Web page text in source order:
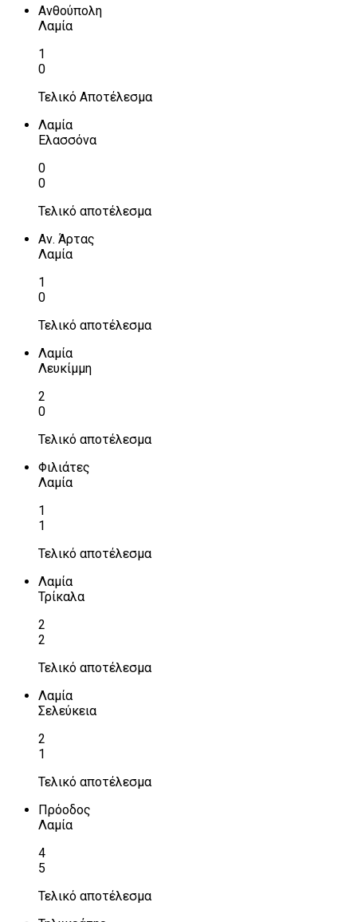
Ανθούπολη
Λαμία
1
0
Τελικό Αποτέλεσμα
Λαμία
Ελασσόνα
0
0
Τελικό αποτέλεσμα
Αν. Άρτας
Λαμία
1
0
Τελικό αποτέλεσμα
Λαμία
Λευκίμμη
2
0
Τελικό αποτέλεσμα
Φιλιάτες
Λαμία
1
1
Τελικό αποτέλεσμα
Λαμία
Τρίκαλα
2
2
Τελικό αποτέλεσμα
Λαμία
Σελεύκεια
2
1
Τελικό αποτέλεσμα
Πρόοδος
Λαμία
4
5
Τελικό αποτέλεσμα